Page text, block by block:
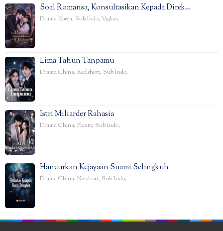
Soal Romansa, Konsultasikan Kepada Direk…
Drama Korea, Sub Indo, Vigloo,
Lima Tahun Tanpamu
Drama China, Reelshort, Sub Indo,
Istri Miliarder Rahasia
Drama China, Flextv, Sub Indo,
Hancurkan Kejayaan Suami Selingkuh
Drama China, Netshort, Sub Indo,